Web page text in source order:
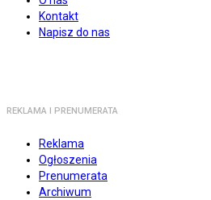
Kontakt
Napisz do nas
REKLAMA I PRENUMERATA
Reklama
Ogłoszenia
Prenumerata
Archiwum